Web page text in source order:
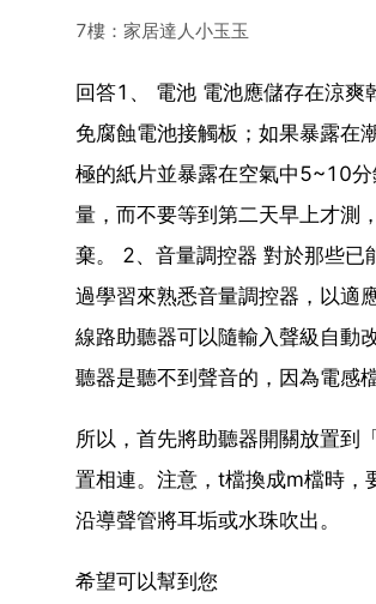
7樓：家居達人小玉玉
回答1、 電池 電池應儲存在涼爽
免腐蝕電池接觸板；如果暴露在
極的紙片並暴露在空氣中5~10
量，而不要等到第二天早上才測
棄。 2、音量調控器 對於那些已
過學習來熟悉音量調控器，以適
線路助聽器可以隨輸入聲級自動
聽器是聽不到聲音的，因為電感
所以，首先將助聽器開關放置到
置相連。注意，t檔換成m檔時，
沿導聲管將耳垢或水珠吹出。
希望可以幫到您